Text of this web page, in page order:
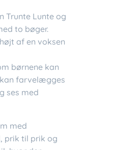
Trunte Lunte og
to bøger.
af en voksen
børnene kan
kan farvelægges
ses med
med
prik til prik og